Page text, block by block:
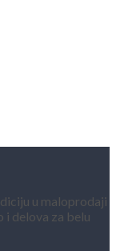
u maloprodaji
delova za belu